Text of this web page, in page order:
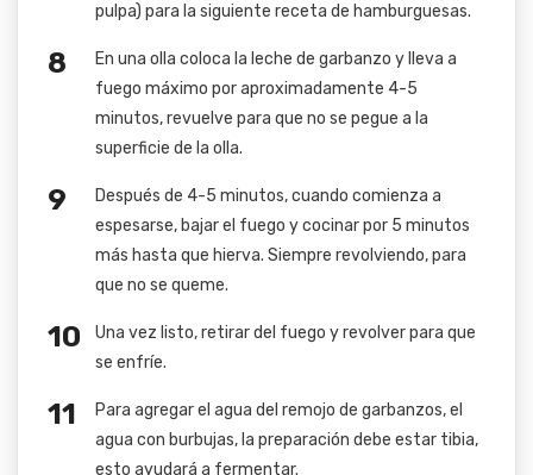
pulpa) para la siguiente receta de hamburguesas.
En una olla coloca la leche de garbanzo y lleva a
fuego máximo por aproximadamente 4-5
minutos, revuelve para que no se pegue a la
superficie de la olla.
Después de 4-5 minutos, cuando comienza a
espesarse, bajar el fuego y cocinar por 5 minutos
más hasta que hierva. Siempre revolviendo, para
que no se queme.
Una vez listo, retirar del fuego y revolver para que
se enfríe.
Para agregar el agua del remojo de garbanzos, el
agua con burbujas, la preparación debe estar tibia,
esto ayudará a fermentar.